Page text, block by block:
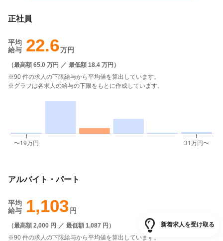
正社員
平均
給与 22.6万円
（最高額 65.0 万円 ／ 最低額 18.4 万円 ）
※90 件の求人の下限給与から平均値を算出しています。
※グラフは各求人の給与の下限をもとに作成しています。
アルバイト・パート
平均
給与
1,103 円
（最高額 2,000 円 ／ 最低額 1,087 円 ）
※90 件の求人の下限給与から平均値を算出しています。
新着求人を受け取る